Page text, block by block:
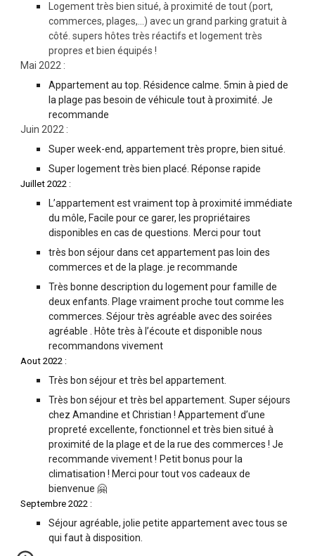
Logement très bien situé, à proximité de tout (port,
commerces, plages,...) avec un grand parking gratuit à
côté. supers hôtes très réactifs et logement très
propres et bien équipés !
Mai 2022 :
Appartement au top. Résidence calme. 5min à pied de
la plage pas besoin de véhicule tout à proximité. Je
recommande
Juin 2022 :
Super week-end, appartement très propre, bien situé.
Super logement très bien placé. Réponse rapide
Juillet 2022 :
L’appartement est vraiment top à proximité immédiate
du môle, Facile pour ce garer, les propriétaires
disponibles en cas de questions.
Merci pour tout
très bon séjour dans cet appartement pas loin des
commerces et de la plage. je recommande
Très bonne description du logement pour famille de
deux enfants. Plage vraiment proche tout comme les
commerces. Séjour très agréable avec des soirées
agréable . Hôte très à l’écoute et disponible nous
recommandons vivement
Aout 2022 :
Très bon séjour et très bel appartement.
Très bon séjour et très bel appartement. Super séjours
chez Amandine et Christian ! Appartement d’une
propreté excellente, fonctionnel et très bien situé à
proximité de la plage et de la rue des commerces ! Je
recommande vivement ! Petit bonus pour la
climatisation ! Merci pour tout vos cadeaux de
bienvenue 🤗
Septembre 2022 :
Séjour agréable, jolie petite appartement avec tous se
qui faut à disposition.